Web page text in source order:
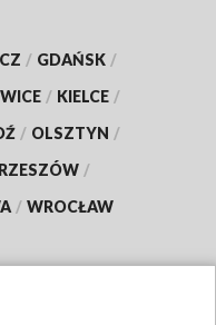
/ GDAŃSK /
/ KIELCE /
/ OLSZTYN /
RZESZÓW /
/ WROCŁAW